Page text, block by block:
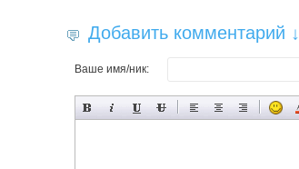
Добавить комментарий ↓
Ваше имя/ник: